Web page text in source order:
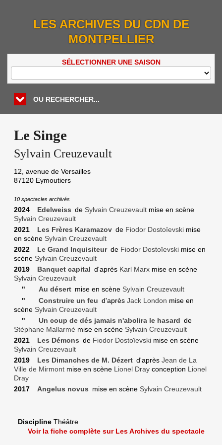
LES ARCHIVES DU CDN DE
MONTPELLIER
SÉLECTIONNER UNE SAISON
OU RECHERCHER...
Le Singe
Sylvain Creuzevault
12, avenue de Versailles
87120 Eymoutiers
10 spectacles archivés
2024 Edelweiss de Sylvain Creuzevault mise en scène
Sylvain Creuzevault
2021
Les Frères Karamazov de Fiodor Dostoïevski mise
en scène Sylvain Creuzevault
2022
Le Grand Inquisiteurde Fiodor Dostoïevski mise en
scène Sylvain Creuzevault
2019
Banquet capital d'après Karl Marx mise en scène
Sylvain Creuzevault
"
Au désert mise en scène Sylvain Creuzevault
"
Construire un feu d'après Jack London mise en
scène Sylvain Creuzevault
"
Un coup de dés jamais n'abolira le hasard de
Stéphane Mallarmé mise en scène Sylvain Creuzevault
2021
Les Démons de Fiodor Dostoïevski mise en scène
Sylvain Creuzevault
2019
Les Dimanches de M. Dézert d'après Jean de La
Ville de Mirmont mise en scène Lionel Dray conception Lionel
Dray
2017
Angelus novus mise en scène Sylvain Creuzevault
Discipline Théâtre
Voir la fiche complète sur Les Archives du spectacle